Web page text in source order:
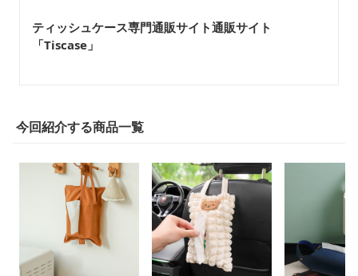
ティッシュケース専門通販サイト通販サイト
「Tiscase 」
今回紹介する商品一覧